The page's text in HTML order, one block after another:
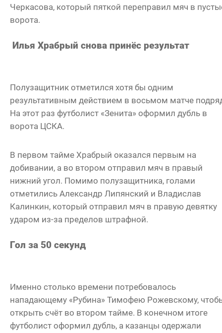
Черкасова, который пяткой переправил мяч в
ворота.
Илья Храбрый снова принёс результат
Полузащитник отметился хотя бы одним
результативным действием в восьмом матче
На этот раз футболист «Зенита» оформил дубль в
ворота ЦСКА.
В первом тайме Храбрый оказался первым на
добивании, а во втором отправил мяч в правый
нижний угол. Помимо полузащитника, голами
отметились Александр Липянский и Владислав
Калинкин, который отправил мяч в правую девятку
ударом из-за пределов штрафной.
Гол за 50 секунд
Именно столько времени потребовалось
нападающему «Рубина» Тимофею Рожевскому,
открыть счёт во втором тайме. В конечном итоге
футболист оформил дубль, а казанцы одержали